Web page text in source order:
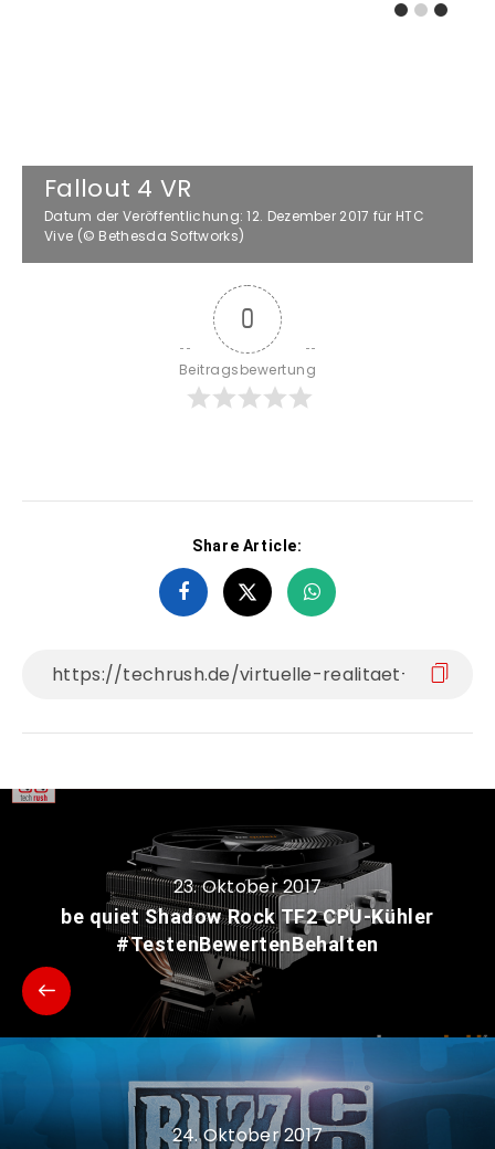
Fallout 4 VR
Datum der Veröffentlichung: 12. Dezember 2017 für HTC
Vive (© Bethesda Softworks)
0
Beitragsbewertung
Share Article:
23. Oktober 2017
be quiet Shadow Rock TF2 CPU-Kühler
#TestenBewertenBehalten
24. Oktober 2017